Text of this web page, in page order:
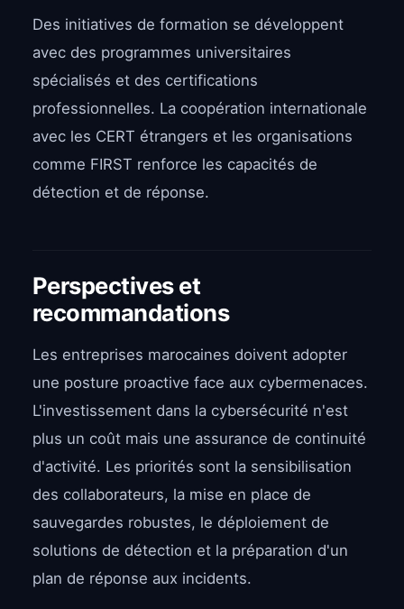
Des initiatives de formation se développent
avec des programmes universitaires
spécialisés et des certifications
professionnelles. La coopération internationale
avec les CERT étrangers et les organisations
comme FIRST renforce les capacités de
détection et de réponse.
Perspectives et
recommandations
Les entreprises marocaines doivent adopter
une posture proactive face aux cybermenaces.
L'investissement dans la cybersécurité n'est
plus un coût mais une assurance de continuité
d'activité. Les priorités sont la sensibilisation
des collaborateurs, la mise en place de
sauvegardes robustes, le déploiement de
solutions de détection et la préparation d'un
plan de réponse aux incidents.